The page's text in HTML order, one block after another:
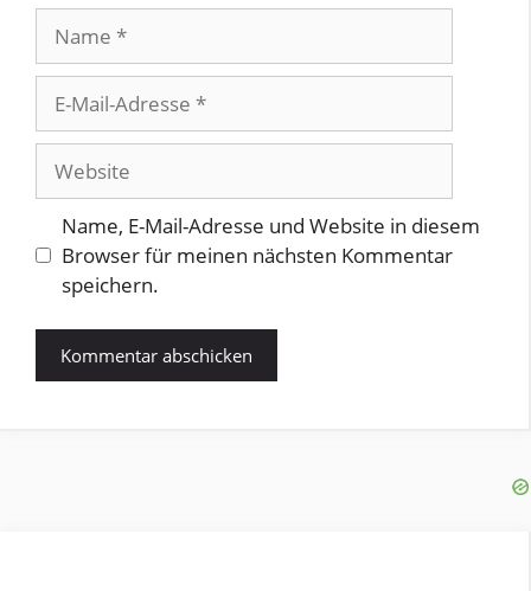
Mail-
Adresse
Name, E-Mail-Adresse und Website in diesem
Browser für meinen nächsten Kommentar
speichern.